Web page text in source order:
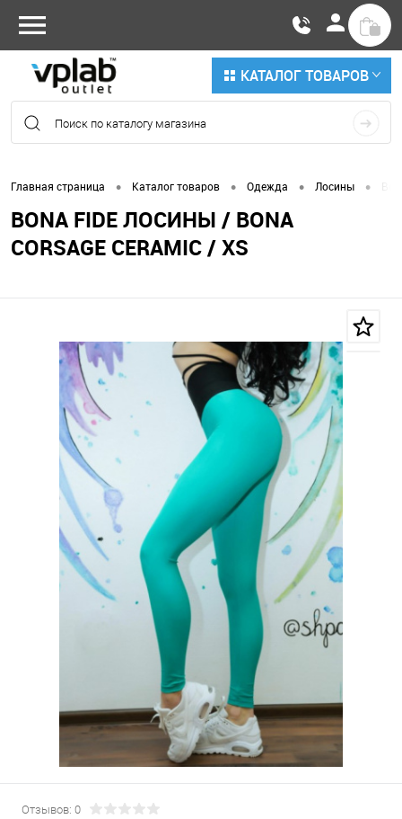
КАТАЛОГ ТОВАРОВ
Главная страница • Каталог товаров • Одежда • Лосины •
BONA FIDE ЛОСИНЫ / BONA
CORSAGE CERAMIC / XS
Отзывов: 0